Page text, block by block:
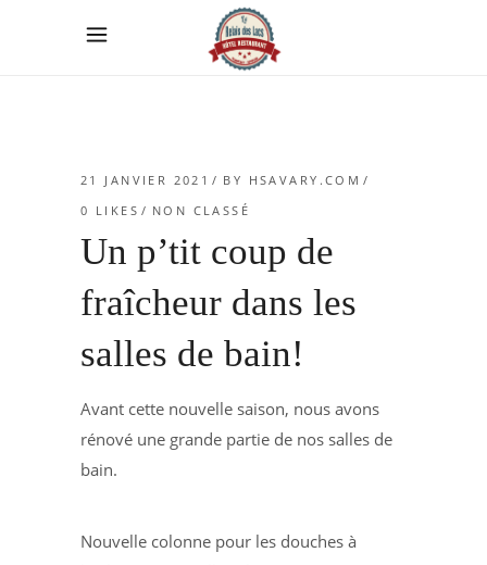
21 JANVIER 2021 BY HSAVARY.COM
0 LIKES NON CLASSÉ
Un p’tit coup de
fraîcheur dans les
salles de bain!
Avant cette nouvelle saison, nous avons
rénové une grande partie de nos salles de
bain.
Nouvelle colonne pour les douches à